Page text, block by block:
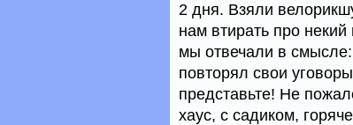
2 дня. Взяли
нам втирать про
мы отвечали в
повторял свои
представьте! Не
хаус, с садиком,